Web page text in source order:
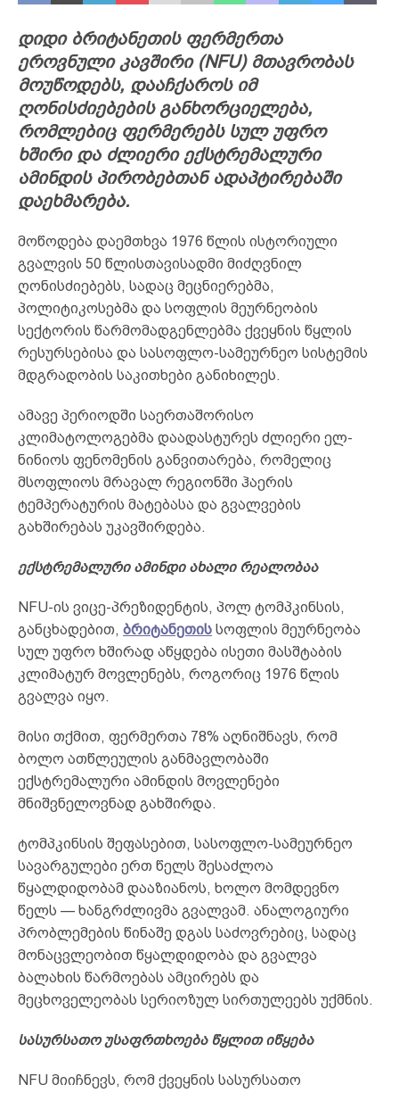
დიდი ბრიტანეთის ფერმერთა
ეროვნული კავშირი (NFU) მთავრობას
მოუწოდებს, დააჩქაროს იმ
ღონისძიებების განხორციელება,
რომლებიც ფერმერებს სულ უფრო
ხშირი და ძლიერი ექსტრემალური
ამინდის პირობებთან ადაპტირებაში
დაეხმარება.
მოწოდება დაემთხვა 1976 წლის ისტორიული
გვალვის 50 წლისთავისადმი მიძღვნილ
ღონისძიებებს, სადაც მეცნიერებმა,
პოლიტიკოსებმა და სოფლის მეურნეობის
სექტორის წარმომადგენლებმა ქვეყნის წყლის
რესურსებისა და სასოფლო-სამეურნეო სისტემის
მდგრადობის საკითხები განიხილეს.
ამავე პერიოდში საერთაშორისო
კლიმატოლოგებმა დაადასტურეს ძლიერი ელ-
ნინიოს ფენომენის განვითარება, რომელიც
მსოფლიოს მრავალ რეგიონში ჰაერის
ტემპერატურის მატებასა და გვალვების
გახშირებას უკავშირდება.
ექსტრემალური ამინდი ახალი რეალობაა
NFU-ის ვიცე-პრეზიდენტის, პოლ ტომპკინსის,
განცხადებით, ბრიტანეთის სოფლის მეურნეობა
სულ უფრო ხშირად აწყდება ისეთი მასშტაბის
კლიმატურ მოვლენებს, როგორიც 1976 წლის
გვალვა იყო.
მისი თქმით, ფერმერთა 78% აღნიშნავს, რომ
ბოლო ათწლეულის განმავლობაში
ექსტრემალური ამინდის მოვლენები
მნიშვნელოვნად გახშირდა.
ტომპკინსის შეფასებით, სასოფლო-სამეურნეო
სავარგულები ერთ წელს შესაძლოა
წყალდიდობამ დააზიანოს, ხოლო მომდევნო
წელს — ხანგრძლივმა გვალვამ. ანალოგიური
პრობლემების წინაშე დგას საძოვრებიც, სადაც
მონაცვლეობით წყალდიდობა და გვალვა
ბალახის წარმოებას ამცირებს და
მეცხოველეობას სერიოზულ სირთულეებს უქმნის.
სასურსათო უსაფრთხოება წყლით იწყება
NFU მიიჩნევს, რომ ქვეყნის სასურსათო